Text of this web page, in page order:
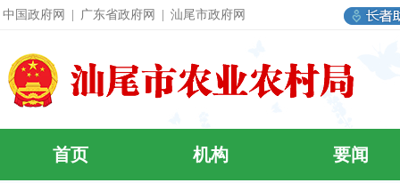
中国政府网 广东省政府网 汕尾市政府网
首页 机构 要闻